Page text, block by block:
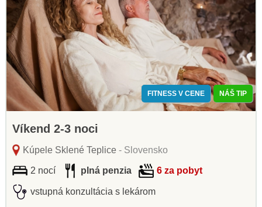
FITNESS V CENE NÁŠ TIP
Víkend 2-3 noci
Kúpele Sklené Teplice- Slovensko
2 nocí plná penzia 6 za pobyt
vstupná konzultácia s lekárom